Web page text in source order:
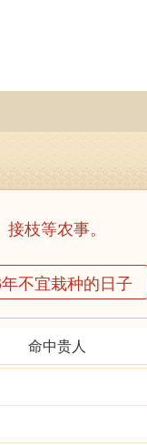
枝等农事。
不宜栽种的日子
命中贵人